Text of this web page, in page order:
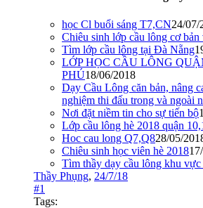
học Cl buổi sáng T7,CN24/07/
Chiêu sinh lớp cầu lông cơ bản
Tìm lớp cầu lông tại Đà Nẵng
LỚP HỌC CẦU LÔNG
PHÚ18/06/2018
Dạy Cầu Lông căn bản, nâng
nghiệm thi đấu trong và ngoài
Nơi đặt niềm tin cho sự tiến bộ
Lớp cầu lông hè 2018 quận
Hoc cau long Q7,Q828/05/
Chiêu sinh học viên hè 2018
Tìm thầy dạy cầu lông khu vực
Thầy Phụng, 24/7/18
#1
Tags: